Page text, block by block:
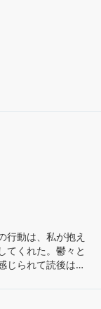
行動は、私が抱え
てくれた。鬱々と
じられて読後はす